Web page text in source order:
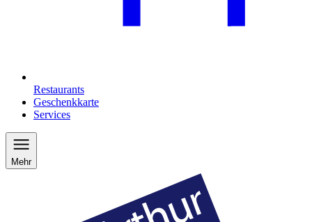
Restaurants
Geschenkkarte
Services
Mehr